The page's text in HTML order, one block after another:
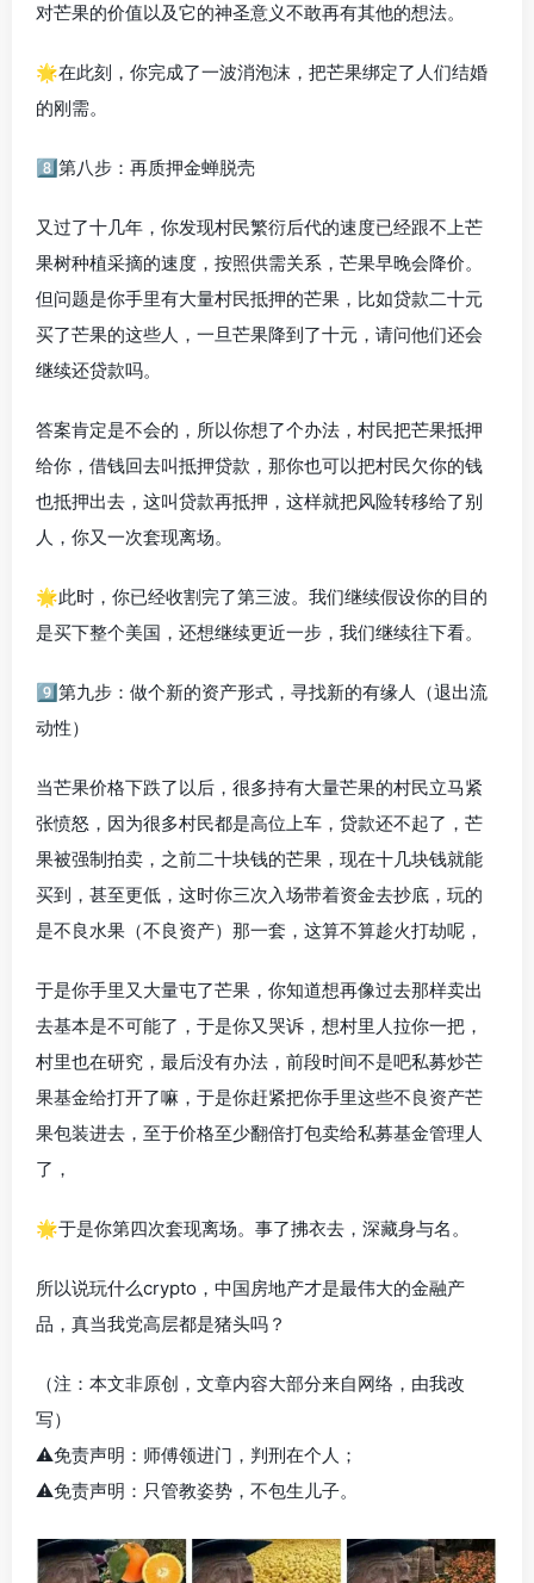
对芒果的价值以及它的神圣意义不敢再有其他的想法。
🌟在此刻，你完成了一波消泡沫，把芒果绑定了人们结婚
的刚需。
8️⃣第八步：再质押金蝉脱壳
又过了十几年，你发现村民繁衍后代的速度已经跟不上芒
果树种植采摘的速度，按照供需关系，芒果早晚会降价。
但问题是你手里有大量村民抵押的芒果，比如贷款二十元
买了芒果的这些人，一旦芒果降到了十元，请问他们还会
继续还贷款吗。
答案肯定是不会的，所以你想了个办法，村民把芒果抵押
给你，借钱回去叫抵押贷款，那你也可以把村民欠你的钱
也抵押出去，这叫贷款再抵押，这样就把风险转移给了别
人，你又一次套现离场。
🌟此时，你已经收割完了第三波。我们继续假设你的目的
是买下整个美国，还想继续更近一步，我们继续往下看。
9️⃣第九步：做个新的资产形式，寻找新的有缘人（退出流
动性）
当芒果价格下跌了以后，很多持有大量芒果的村民立马紧
张愤怒，因为很多村民都是高位上车，贷款还不起了，芒
果被强制拍卖，之前二十块钱的芒果，现在十几块钱就能
买到，甚至更低，这时你三次入场带着资金去抄底，玩的
是不良水果（不良资产）那一套，这算不算趁火打劫呢，
于是你手里又大量屯了芒果，你知道想再像过去那样卖出
去基本是不可能了，于是你又哭诉，想村里人拉你一把，
村里也在研究，最后没有办法，前段时间不是吧私募炒芒
果基金给打开了嘛，于是你赶紧把你手里这些不良资产芒
果包装进去，至于价格至少翻倍打包卖给私募基金管理人
了，
🌟于是你第四次套现离场。事了拂衣去，深藏身与名。
所以说玩什么crypto，中国房地产才是最伟大的金融产
品，真当我党高层都是猪头吗？
（注：本文非原创，文章内容大部分来自网络，由我改
写）
⚠️免责声明：师傅领进门，判刑在个人；
⚠️免责声明：只管教姿势，不包生儿子。